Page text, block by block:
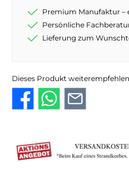
Premium Manufaktur –
Persönliche
Lieferung zum
Dieses Produkt